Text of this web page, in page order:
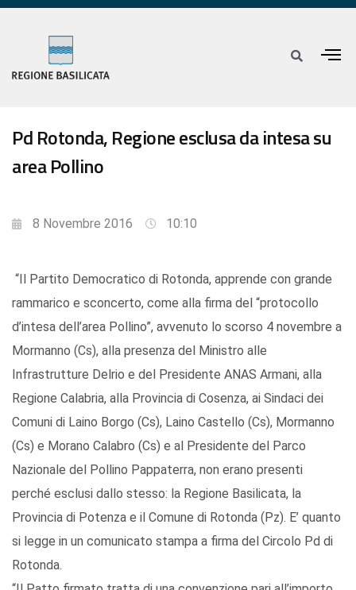
Pd Rotonda, Regione esclusa da intesa su
area Pollino
8 Novembre 2016 10:10
“Il Partito Democratico di Rotonda, apprende con grande
rammarico e sconcerto, come alla firma del “protocollo
d’intesa dell’area Pollino”, avvenuto lo scorso 4 novembre a
Mormanno (Cs), alla presenza del Ministro alle
Infrastrutture Delrio e del Presidente ANAS Armani, alla
Regione Calabria, alla Provincia di Cosenza, ai Sindaci dei
Comuni di Laino Borgo (Cs), Laino Castello (Cs), Mormanno
(Cs) e Morano Calabro (Cs) e al Presidente del Parco
Nazionale del Pollino Pappaterra, non erano presenti
perché esclusi dallo stesso: la Regione Basilicata, la
Provincia di Potenza e il Comune di Rotonda (Pz). E’ quanto
si legge in un comunicato stampa a firma del Circolo Pd di
Rotonda.